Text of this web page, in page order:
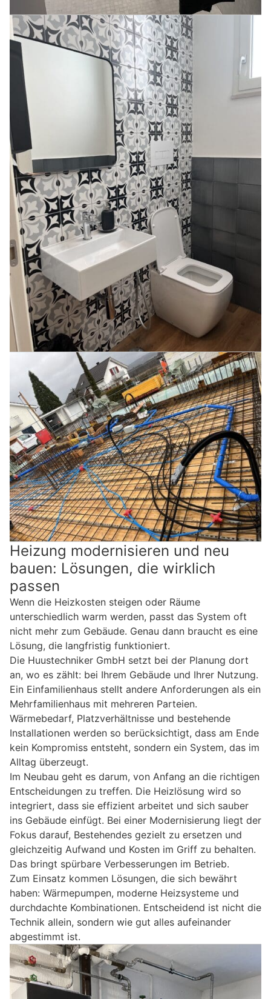
Heizung modernisieren und neu
bauen: Lösungen, die wirklich
passen
Wenn die Heizkosten steigen oder Räume
unterschiedlich warm werden, passt das System oft
nicht mehr zum Gebäude. Genau dann braucht es eine
Lösung, die langfristig funktioniert.
Die Huustechniker GmbH setzt bei der Planung dort
an, wo es zählt: bei Ihrem Gebäude und Ihrer Nutzung.
Ein Einfamilienhaus stellt andere Anforderungen als ein
Mehrfamilienhaus mit mehreren Parteien.
Wärmebedarf, Platzverhältnisse und bestehende
Installationen werden so berücksichtigt, dass am Ende
kein Kompromiss entsteht, sondern ein System, das im
Alltag überzeugt.
Im Neubau geht es darum, von Anfang an die richtigen
Entscheidungen zu treffen. Die Heizlösung wird so
integriert, dass sie effizient arbeitet und sich sauber
ins Gebäude einfügt. Bei einer Modernisierung liegt der
Fokus darauf, Bestehendes gezielt zu ersetzen und
gleichzeitig Aufwand und Kosten im Griff zu behalten.
Das bringt spürbare Verbesserungen im Betrieb.
Zum Einsatz kommen Lösungen, die sich bewährt
haben: Wärmepumpen, moderne Heizsysteme und
durchdachte Kombinationen. Entscheidend ist nicht die
Technik allein, sondern wie gut alles aufeinander
abgestimmt ist.